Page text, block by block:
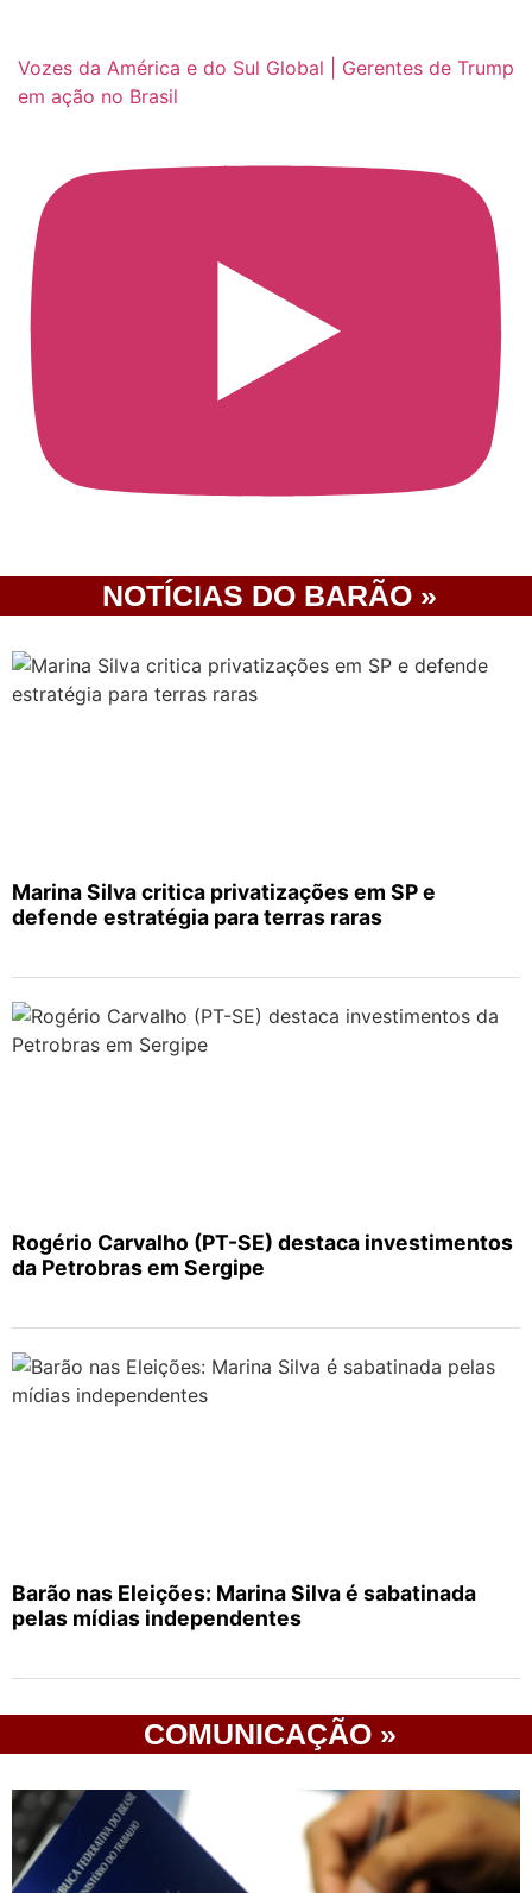
Vozes da América e do Sul Global | Gerentes de Trump
em ação no Brasil
NOTÍCIAS DO BARÃO »
Marina Silva critica privatizações em SP e
defende estratégia para terras raras
Rogério Carvalho (PT-SE) destaca investimentos
da Petrobras em Sergipe
Barão nas Eleições: Marina Silva é sabatinada
pelas mídias independentes
COMUNICAÇÃO »